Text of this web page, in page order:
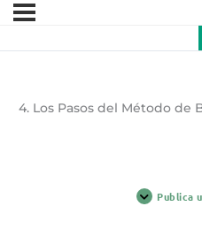
4. Los Pasos del Método
Publica